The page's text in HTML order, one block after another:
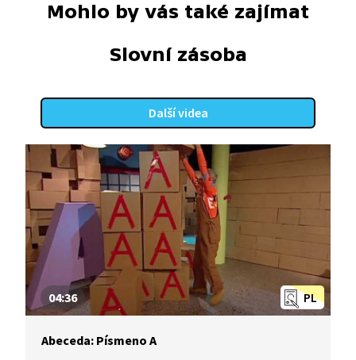
Mohlo by vás také zajímat
Slovní zásoba
Další videa
PL
04:36
Abeceda: Písmeno A